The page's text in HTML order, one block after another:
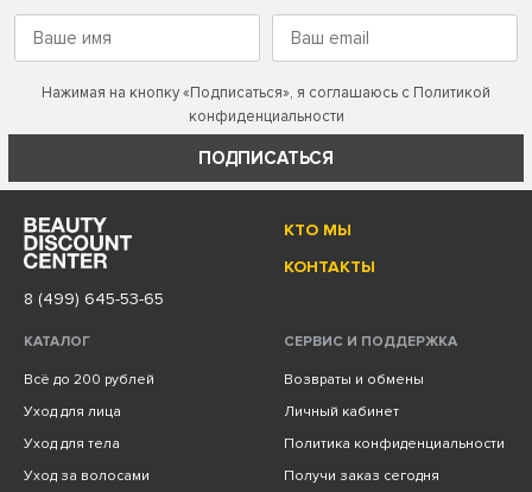
Нажимая на кнопку «Подписаться», я соглашаюсь с Политикой
конфиденциальности
ПОДПИСАТЬСЯ
КТО МЫ
КОНТАКТЫ
8 (499) 645-53-65
КАТАЛОГ
Всё до 200 рублей
Уход для лица
Уход для тела
Уход за волосами
СЕРВИС И ПОДДЕРЖКА
Возвраты и обмены
Личный кабинет
Политика конфиденциальности
Получи заказ сегодня